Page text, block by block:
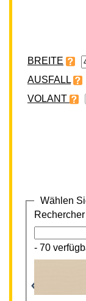
BREITE
VOLANT
Wählen
Rechercher
- 70
‹